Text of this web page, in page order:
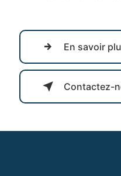
En savoir
Contactez-